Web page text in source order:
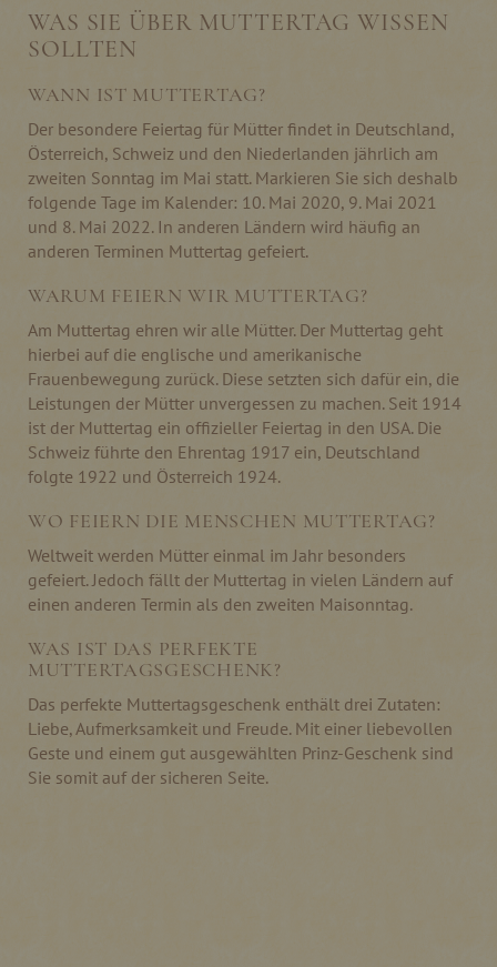
WAS SIE ÜBER MUTTERTAG WISSEN
SOLLTEN
WANN IST MUTTERTAG?
Der besondere Feiertag für Mütter findet in Deutschland,
Österreich, Schweiz und den Niederlanden jährlich am
zweiten Sonntag im Mai statt. Markieren Sie sich deshalb
folgende Tage im Kalender: 10. Mai 2020, 9. Mai 2021
und 8. Mai 2022. In anderen Ländern wird häufig an
anderen Terminen Muttertag gefeiert.
WARUM FEIERN WIR MUTTERTAG?
Am Muttertag ehren wir alle Mütter. Der Muttertag geht
hierbei auf die englische und amerikanische
Frauenbewegung zurück. Diese setzten sich dafür ein, die
Leistungen der Mütter unvergessen zu machen. Seit 1914
ist der Muttertag ein offizieller Feiertag in den USA. Die
Schweiz führte den Ehrentag 1917 ein, Deutschland
folgte 1922 und Österreich 1924.
WO FEIERN DIE MENSCHEN MUTTERTAG?
Weltweit werden Mütter einmal im Jahr besonders
gefeiert. Jedoch fällt der Muttertag in vielen Ländern auf
einen anderen Termin als den zweiten Maisonntag.
WAS IST DAS PERFEKTE
MUTTERTAGSGESCHENK?
Das perfekte Muttertagsgeschenk enthält drei Zutaten:
Liebe, Aufmerksamkeit und Freude. Mit einer liebevollen
Geste und einem gut ausgewählten Prinz-Geschenk sind
Sie somit auf der sicheren Seite.